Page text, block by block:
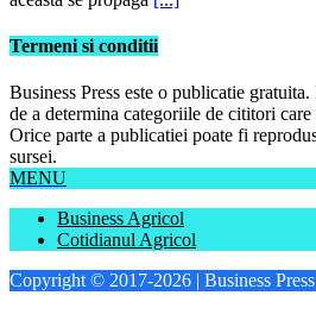
Termeni si conditii
Business Press este o publicatie
Orice parte a publicatiei poate fi
sursei.
MENU
Business Agricol
Cotidianul Agricol
Copyright © 2017-2026 | Business Press